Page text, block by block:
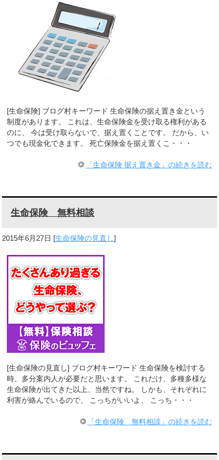
[生命保険] ブログ村キーワード 生命保険の据え置き金という
制度があります。 これは、生命保険金を受け取る権利がある
のに、 今は受け取らないで、据え置くことです。 だから、い
つでも現金化できます。 死亡保険金を据え置くこ・・・
「生命保険 据え置き金」の続きを読む
生命保険 無料相談
2015年6月27日 [生命保険の見直し]
[生命保険の見直し] ブログ村キーワード 生命保険を検討する
時、多分案内人が必要だと思います。 これだけ、多種多様な
生命保険が出てきた以上、当然ですね。 しかも、それぞれに
利害が絡んでいるので、 こっちがいいよ、 こっち・・・
「生命保険 無料相談」の続きを読む